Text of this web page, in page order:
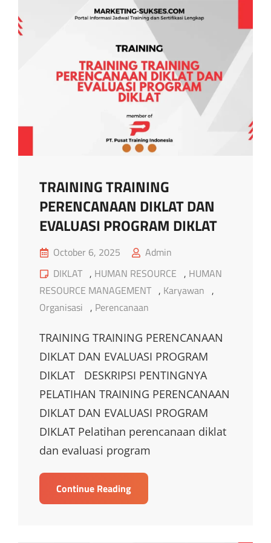
TRAINING TRAINING
PERENCANAAN DIKLAT DAN
EVALUASI PROGRAM DIKLAT
Posted
on
October 6, 2025
Admin
Cat
Links
DIKLAT , HUMAN RESOURCE , HUMAN
RESOURCE MANAGEMENT , Karyawan ,
Organisasi , Perencanaan
TRAINING TRAINING PERENCANAAN
DIKLAT DAN EVALUASI PROGRAM
DIKLAT DESKRIPSI PENTINGNYA
PELATIHAN TRAINING PERENCANAAN
DIKLAT DAN EVALUASI PROGRAM
DIKLAT Pelatihan perencanaan diklat
dan evaluasi program
Continue ReadingTRAINING
TRAINING